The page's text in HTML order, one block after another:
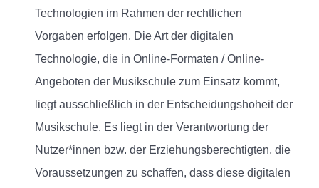
Technologien im Rahmen der rechtlichen
Vorgaben erfolgen. Die Art der digitalen
Technologie, die in Online-Formaten / Online-
Angeboten der Musikschule zum Einsatz kommt,
liegt ausschließlich in der Entscheidungshoheit der
Musikschule. Es liegt in der Verantwortung der
Nutzer*innen bzw. der Erziehungsberechtigten, die
Voraussetzungen zu schaffen, dass diese digitalen